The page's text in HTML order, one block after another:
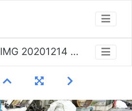
IMG 20201214 153834 opti